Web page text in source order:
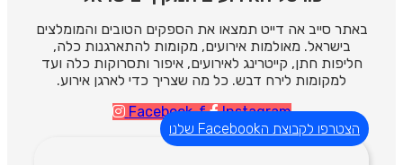
באתר סייב אה דייט תמצאו את הספקים הטובים והמומלצים
בישראל. מאולמות אירועים, מקומות להתארגנות כלה,
חליפות חתן, קייטרינג לאירועים, איפור ותסרוקות כלה ועד
למקומות לירח דבש. כל מה שצריך כדי לארגן אירוע.
Facebook-f
Instagram
הצטרפו לקבוצת הFacebook שלנו